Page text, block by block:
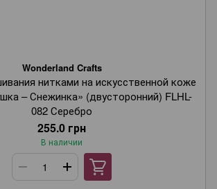
Wonderland Crafts
нитками на искусственной коже
– Снежинка» (двусторонний) FLHL-
082 Серебро
255.0 грн
В наличии